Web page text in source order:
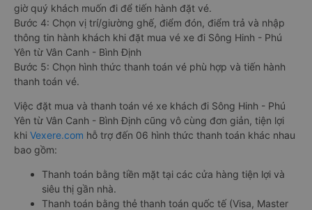
giờ quý khách muốn đi để tiến hành đặt vé.
Bước 4: Chọn vị trí/giường ghế, điểm đón, điểm trả và nhập
thông tin hành khách khi đặt mua vé xe đi Sông Hinh - Phú
Yên từ Vân Canh - Bình Định
Bước 5: Chọn hình thức thanh toán vé phù hợp và tiến hành
thanh toán vé.
Việc đặt mua và thanh toán vé xe khách đi Sông Hinh - Phú
Yên từ Vân Canh - Bình Định cũng vô cùng đơn giản, tiện lợi
khi Vexere.com hỗ trợ đến 06 hình thức thanh toán khác nhau
bao gồm:
Thanh toán bằng tiền mặt tại các cửa hàng tiện lợi và
siêu thị gần nhà.
Thanh toán bằng thẻ thanh toán quốc tế (Visa, Master